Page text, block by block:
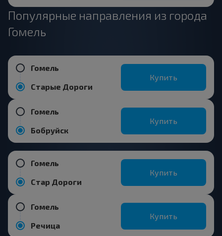
Популярные направления из города
Гомель
Гомель
Старые Дороги
Купить
Гомель
Бобруйск
Купить
Гомель
Стар Дороги
Купить
Гомель
Речица
Купить